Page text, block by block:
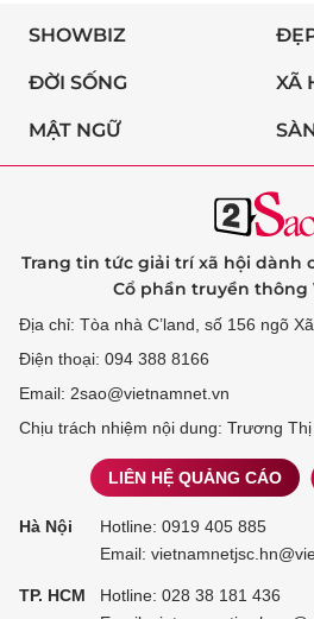
SHOWBIZ
ĐỜI SỐNG XÃ
MẬT NGỮ
Trang tin tức giải trí xã hội dành
Cổ phần truyền thông
Địa chỉ: Tòa nhà C’land, số 156 ngõ
Điện thoại: 094 388 8166
Email: 2sao@vietnamnet.vn
Chịu trách nhiệm nội dung: Trương
LIÊN HỆ QUẢNG CÁO
Hà Nội Hotline: 0919 405 885
Email:
TP. HCM Hotline: 028 38 181 436